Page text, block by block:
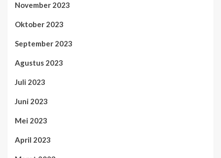
November 2023
Oktober 2023
September 2023
Agustus 2023
Juli 2023
Juni 2023
Mei 2023
April 2023